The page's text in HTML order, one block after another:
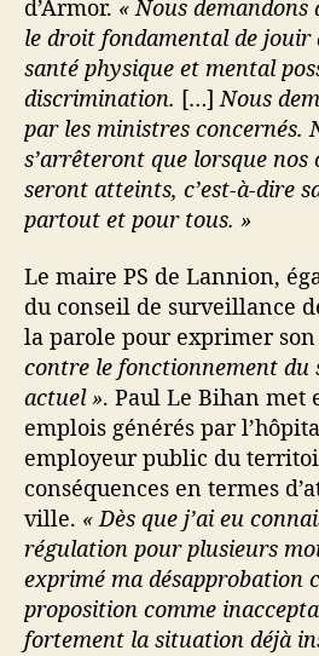
d’Armor. « Nous demandons
le droit fondamental de jouir
santé physique et mental
discrimination. […] Nous
par les ministres concernés.
s’arrêteront que lorsque
seront atteints, c’est-à-dire
partout et pour tous. »
Le maire PS de Lannion,
du conseil de surveillance
la parole pour exprimer son
contre le fonctionnement du
actuel ». Paul Le Bihan met
emplois générés par
employeur public du
conséquences en termes
ville. « Dès que j’ai eu
régulation pour plusieurs
exprimé ma désapprobation
proposition comme
fortement la situation déjà